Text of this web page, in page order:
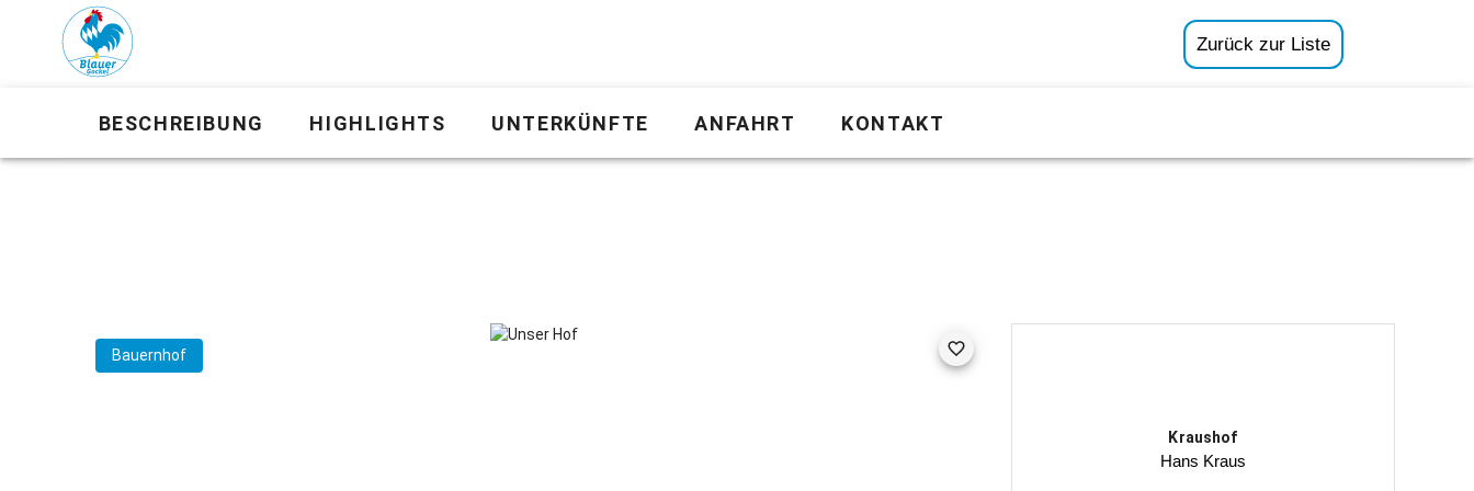
Zurück zur Liste
BESCHREIBUNG HIGHLIGHTS UNTERKÜNFTE ANFAHRT KONTAKT
Kraushof
Hans Kraus
Bauernhof